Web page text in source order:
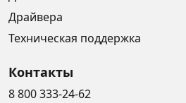
Драйвера
Техническая поддержка
Контакты
8 800 333-24-62